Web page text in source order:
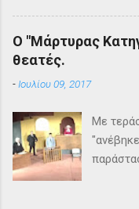
Ο "Μάρτυρας
θεατές.
-Ιουλίου 09, 2017
Με